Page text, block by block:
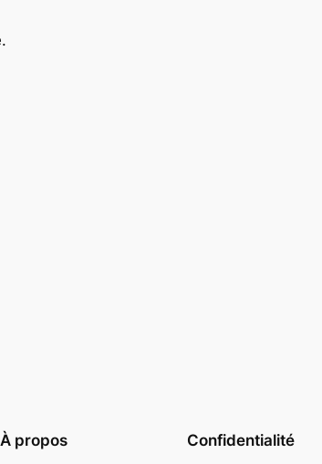
À propos Confidentialité